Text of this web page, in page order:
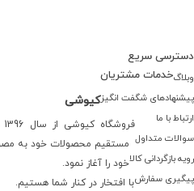
دسترسی سریع
وبلاگ
پیشنهادهای شگفت انگیز
ارتباط با ما
خدمات مشتریان
سوالات متداول
رویه بازگردانی کالا
پیگیری سفارش
کیوشی
مستقیم محصولات خود به
خود را آغاز نمود.
با افتخار در کنار شما هستیم.